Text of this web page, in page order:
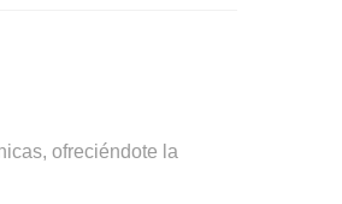
ofreciéndote la